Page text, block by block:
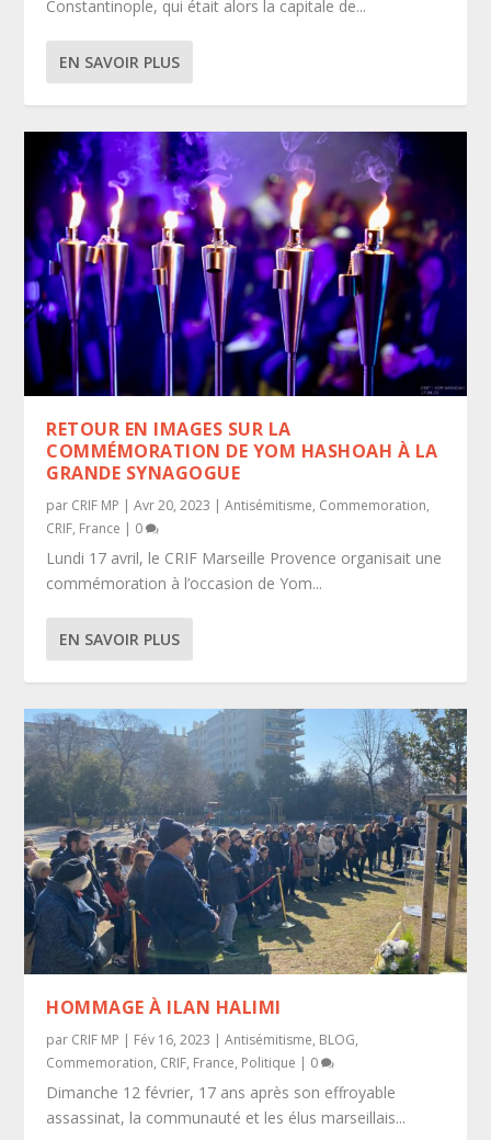
Constantinople, qui était alors la capitale de...
EN SAVOIR PLUS
RETOUR EN IMAGES SUR LA
COMMÉMORATION DE YOM HASHOAH À LA
GRANDE SYNAGOGUE
par CRIF MP |Avr 20, 2023 |Antisémitisme, Commemoration,
CRIF, France | 0
Lundi 17 avril, le CRIF Marseille Provence organisait une
commémoration à l’occasion de Yom...
EN SAVOIR PLUS
HOMMAGE À ILAN HALIMI
par CRIF MP | Fév 16, 2023 |Antisémitisme, BLOG,
Commemoration, CRIF, France, Politique | 0
Dimanche 12 février, 17 ans après son effroyable
assassinat, la communauté et les élus marseillais...